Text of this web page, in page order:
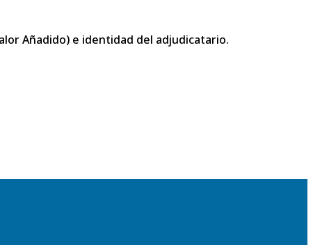
Añadido) e identidad del adjudicatario.